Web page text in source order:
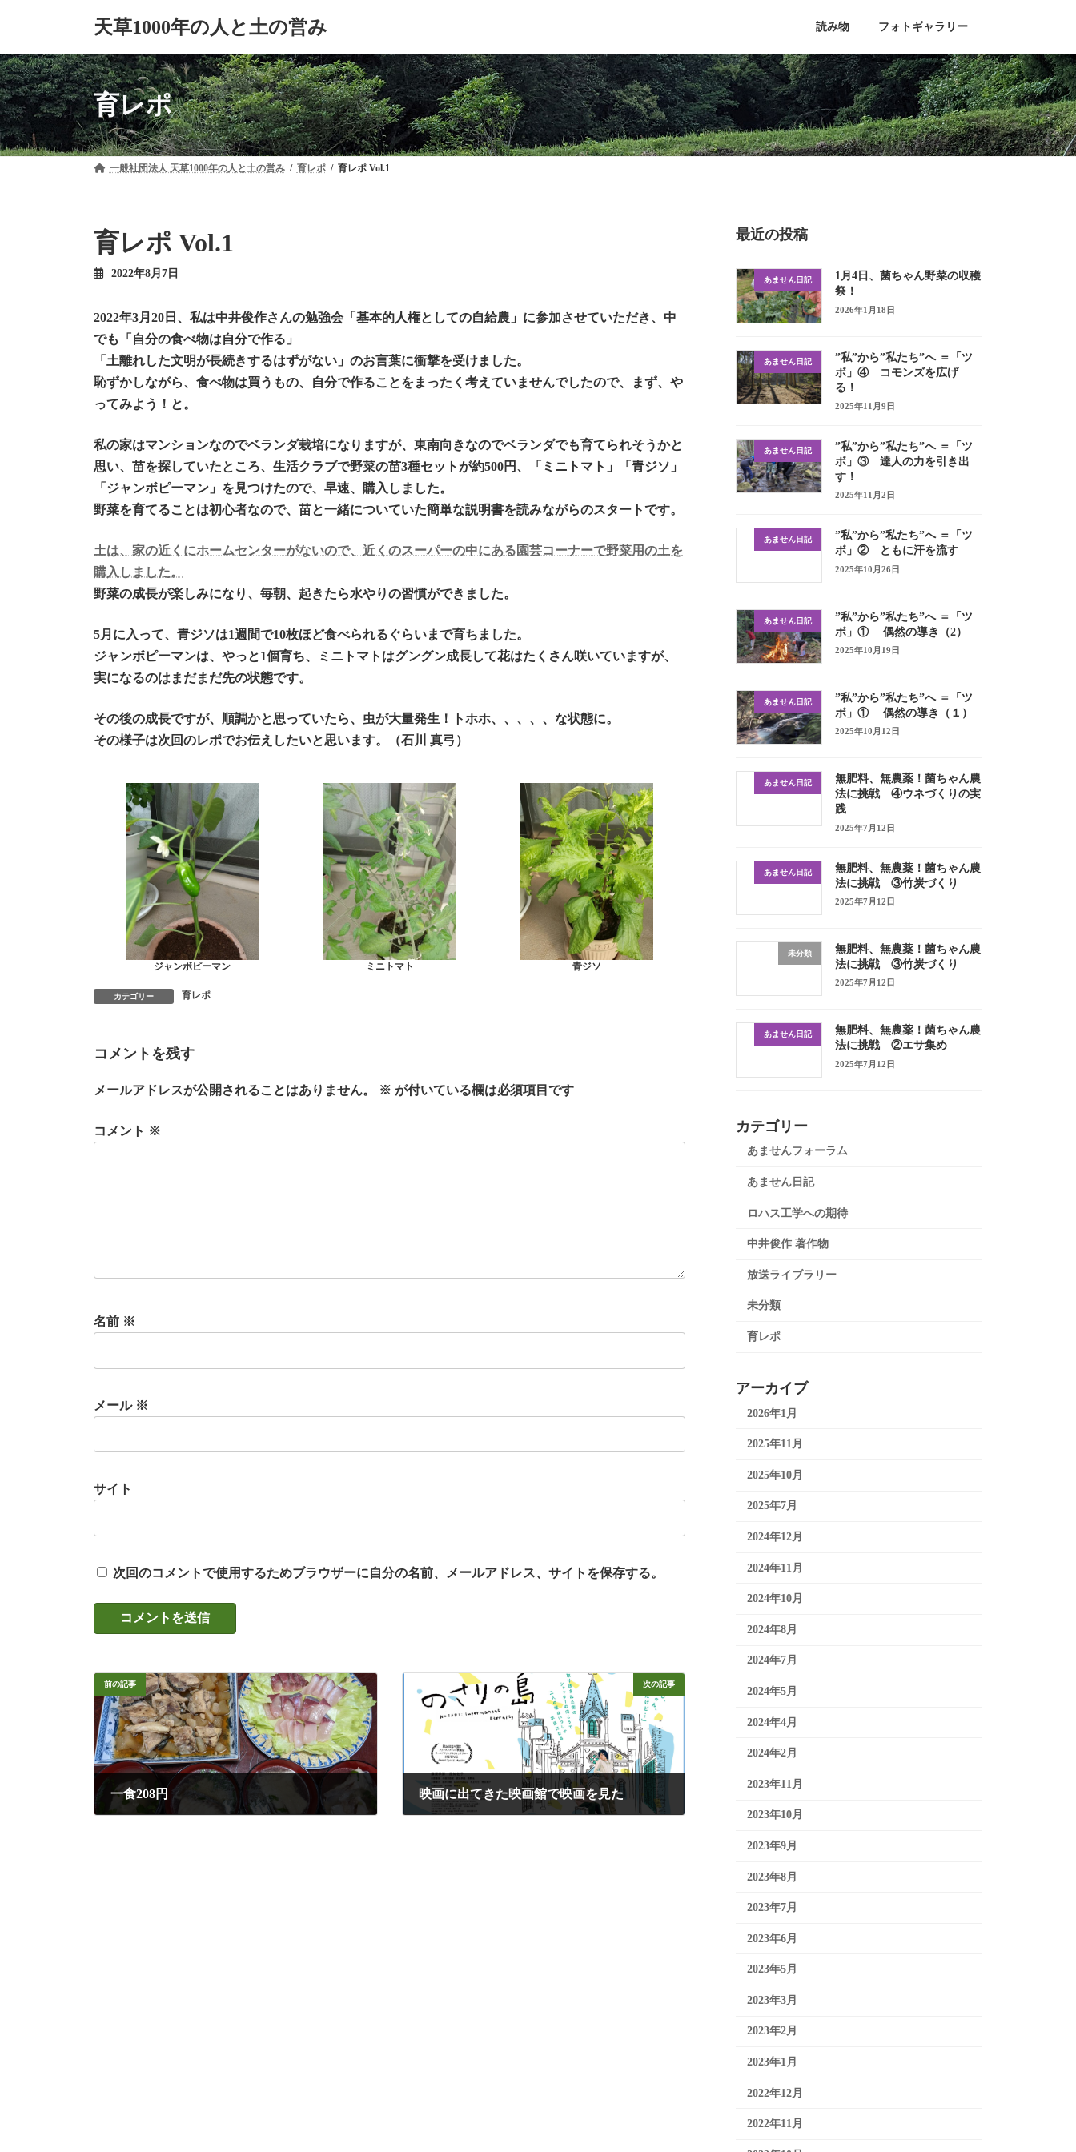
ン
ツ
へ
ス
キ
ッ
プ
ー
シ
ョ
ン
に
移
動
天草1000年の人と土の営み 読み物 フォトギャラリー
育レポ
一般社団法人 天草1000年の人と土の営み 育レポ 育レポ Vol.1
育レポ Vol.1
2022年8月7日
2022年3月20日、私は中井俊作さんの勉強会「基本的人権としての自給農」に参加させていただき、中
でも「自分の食べ物は自分で作る」
「土離れした文明が長続きするはずがない」のお言葉に衝撃を受けました。
恥ずかしながら、食べ物は買うもの、自分で作ることをまったく考えていませんでしたので、まず、や
ってみよう！と。
私の家はマンションなのでベランダ栽培になりますが、東南向きなのでベランダでも育てられそうかと
思い、苗を探していたところ、生活クラブで野菜の苗3種セットが約500円、「ミニトマト」「青ジソ」
「ジャンボピーマン」を見つけたので、早速、購入しました。
野菜を育てることは初心者なので、苗と一緒についていた簡単な説明書を読みながらのスタートです。
土は、家の近くにホームセンターがないので、近くのスーパーの中にある園芸コーナーで野菜用の土を
購入しました。
野菜の成長が楽しみになり、毎朝、起きたら水やりの習慣ができました。
5月に入って、青ジソは1週間で10枚ほど食べられるぐらいまで育ちました。
ジャンボピーマンは、やっと1個育ち、ミニトマトはグングン成長して花はたくさん咲いていますが、
実になるのはまだまだ先の状態です。
その後の成長ですが、順調かと思っていたら、虫が大量発生！トホホ、、、、、な状態に。
その様子は次回のレポでお伝えしたいと思います。（石川 真弓）
ジャンボピーマン ミニトマト 青ジソ
カテゴリー 育レポ
コメントを残す
メールアドレスが公開されることはありません。 ※ が付いている欄は必須項目です
コメント ※
名前 ※
メール ※
サイト
次回のコメントで使用するためブラウザーに自分の名前、メールアドレス、サイトを保存する。
前の記事
一食208円
次の記事
映画に出てきた映画館で映画を見た
最近の投稿
あません日記
1月4日、菌ちゃん野菜の収穫
祭！
2026年1月18日
あません日記
”私”から”私たち”へ ＝「ツ
ボ」④ コモンズを広げ
る！
2025年11月9日
あません日記
”私”から”私たち”へ ＝「ツ
ボ」③ 達人の力を引き出
す！
2025年11月2日
あません日記
”私”から”私たち”へ ＝「ツ
ボ」② ともに汗を流す
2025年10月26日
あません日記
”私”から”私たち”へ ＝「ツ
ボ」① 偶然の導き（2）
2025年10月19日
あません日記
”私”から”私たち”へ ＝「ツ
ボ」① 偶然の導き（１）
2025年10月12日
あません日記
無肥料、無農薬！菌ちゃん農
法に挑戦 ④ウネづくりの実
践
2025年7月12日
あません日記
無肥料、無農薬！菌ちゃん農
法に挑戦 ③竹炭づくり
2025年7月12日
未分類
無肥料、無農薬！菌ちゃん農
法に挑戦 ③竹炭づくり
2025年7月12日
あません日記
無肥料、無農薬！菌ちゃん農
法に挑戦 ②エサ集め
2025年7月12日
カテゴリー
あませんフォーラム
あません日記
ロハス工学への期待
中井俊作 著作物
放送ライブラリー
未分類
育レポ
アーカイブ
2026年1月
2025年11月
2025年10月
2025年7月
2024年12月
2024年11月
2024年10月
2024年8月
2024年7月
2024年5月
2024年4月
2024年2月
2023年11月
2023年10月
2023年9月
2023年8月
2023年7月
2023年6月
2023年5月
2023年3月
2023年2月
2023年1月
2022年12月
2022年11月